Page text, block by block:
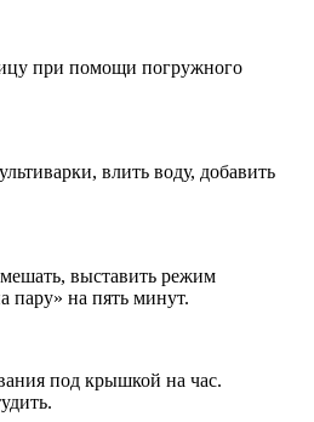
при помощи погружного
влить воду, добавить
выставить режим
пару» на пять минут.
под крышкой на час.